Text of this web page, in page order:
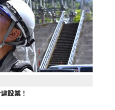
設業！